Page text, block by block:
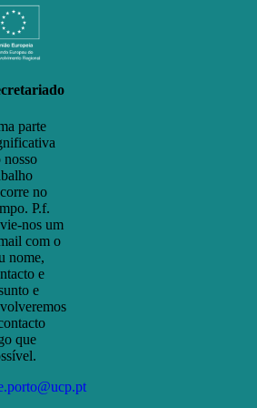
parte
nosso
no
P.f.
nos um
com o
nome,
e
e
que